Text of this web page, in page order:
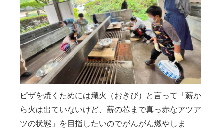
ピザを焼くためには熾火（おきび）と言って「薪か
ら火は出ていないけど、薪の芯まで真っ赤なアツア
ツの状態」を目指したいのでがんがん燃やしま